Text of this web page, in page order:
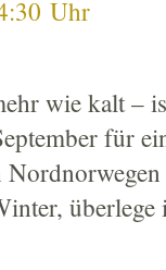
Uhr
wie kalt –
für